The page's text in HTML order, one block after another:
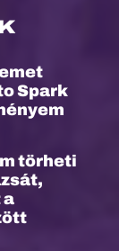
Spark
törheti